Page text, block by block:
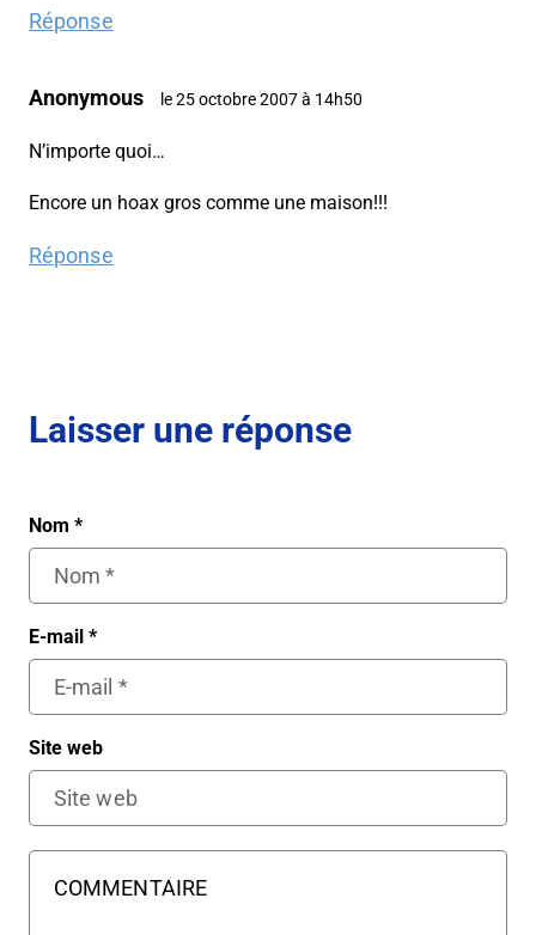
Réponse
Anonymous le 25 octobre 2007 à 14h50
N’importe quoi…
Encore un hoax gros comme une maison!!!
Réponse
Laisser une réponse
Nom *
E-mail *
Site web